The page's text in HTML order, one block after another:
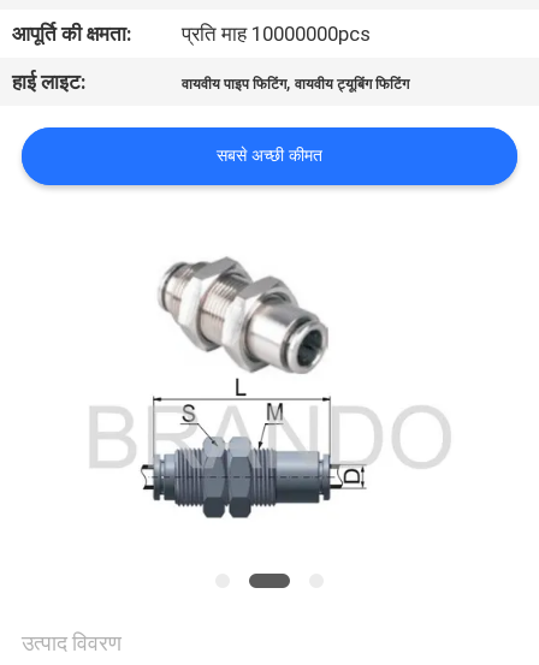
हमसे
संपर्क
करें
उद्धरण
COMPANY
साइटमैप
आपूर्ति की क्षमता:
प्रति माह 10000000pcs
हाई लाइट:
वायवीय पाइप फिटिंग,वायवीय ट्यूबिंग फिटिंग
सबसे अच्छी कीमत
उत्पाद विवरण